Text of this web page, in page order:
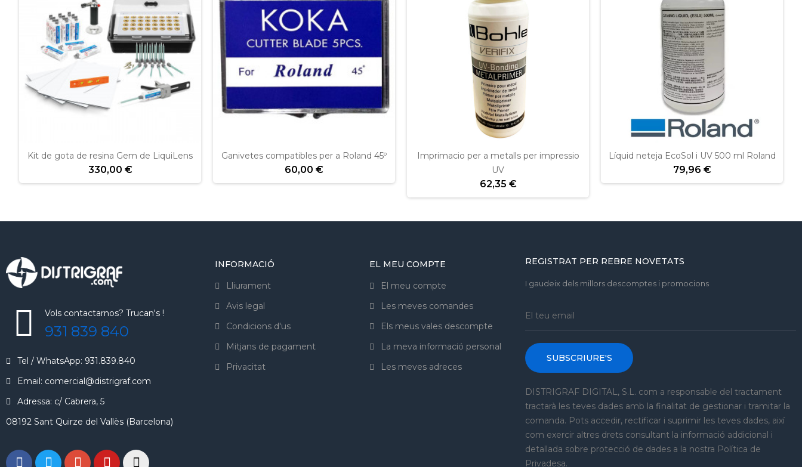
Kit de gota de resina Gem de LiquiLens
330,00 €
Ganivetes compatibles per a Roland 45º
60,00 €
Imprimacio per a metalls per impressio
UV
62,35 €
Líquid neteja EcoSol i UV 500 ml Roland
79,96 €
Vols contactarnos? Trucan's !
931 839 840
Tel / WhatsApp: 931.839.840
Email: comercial@distrigraf.com
Adressa: c/ Cabrera, 5
08192 Sant Quirze del Vallès (Barcelona)
INFORMACIÓ
Lliurament
Avis legal
Condicions d'us
Mitjans de pagament
Privacitat
EL MEU COMPTE
El meu compte
Les meves comandes
Els meus vales descompte
La meva informació personal
Les meves adreces
REGISTRAT PER REBRE NOVETATS
I gaudeix dels millors descomptes i promocions
SUBSCRIURE'S
DISTRIGRAF DIGITAL, S.L. com a responsable del tractament
tractarà les teves dades amb la finalitat de gestionar i tramitar la
comanda. Pots accedir, rectificar i suprimir les teves dades, així
com exercir altres drets consultant la informació addicional i
detallada sobre protecció de dades a la nostra Política de
Privadesa.